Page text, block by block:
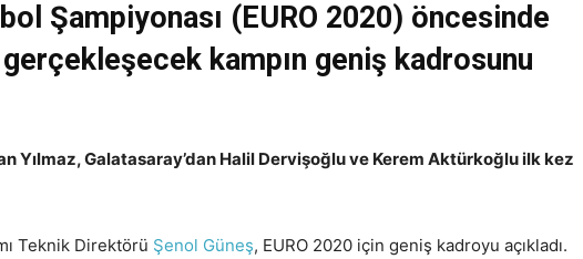
Şampiyonası (EURO 2020) öncesinde
gerçekleşecek kampın geniş kadrosunu
Yılmaz, Galatasaray’dan Halil Dervişoğlu ve Kerem Aktürkoğlu ilk kez
Teknik Direktörü Şenol Güneş, EURO 2020 için geniş kadroyu açıkladı.